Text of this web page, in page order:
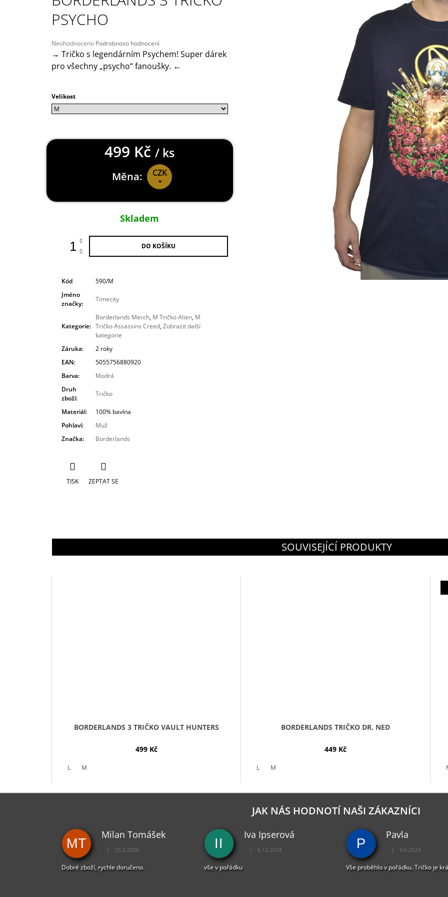
PSYCHO
Průměrné
hodnocení
produktu
je
5
hvězdiček.
Neohodnoceno Podrobnosti hodnocení
→ Tričko s legendárním Psychem! Super dárek
pro všechny „psycho“ fanoušky. ←
Velikost
499 Kč/ ks
Měna: CZK
Měrná
Skladem
DO KOŠÍKU
Kód
590/M
Jméno
značky:
Timecity
Kategorie:
Borderlands Merch, M Tričko Alien, M
Tričko Assassins Creed,Zobrazit další
kategorie
Záruka:
2 roky
EAN:
5055756880920
Barva:
Modrá
Druh
zboží:
Tričko
Materiál:
100% bavlna
Pohlaví:
Muž
Značka: Borderlands
TISK ZEPTAT SE
SOUVISEJÍCÍ PRODUKTY
BORDERLANDS 3 TRIČKO VAULT HUNTERS
499 Kč
L M
BORDERLANDS TRIČKO DR. NED
449 Kč
L M
149 Kč
JAK NÁS HODNOTÍ NAŠI ZÁKAZNÍCI
MT
Milan Tomášek
Hodnocení obchodu je 5 z 5 hvězdiček.
| 25.5.2026
Dobré zboží, rychle doručeno.
II
Iva Ipserová
Hodnocení obchodu je 5 z 5 hvězdiček.
| 6.12.2024
vše v pořádku
P
Pavla
Hodnocení obchodu
| 9.6.2024
Vše proběhlo v pořádku. Tričko je